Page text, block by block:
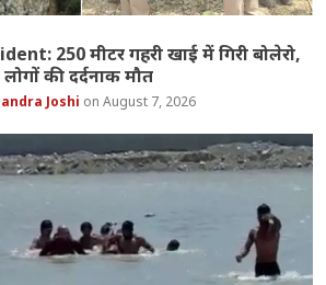
250 मीटर गहरी खाई में गिरी बोलेरो,
की दर्दनाक मौत
Joshi August 7, 2026